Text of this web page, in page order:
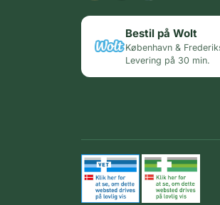
Bestil på Wolt
København &
Levering på 30 min.